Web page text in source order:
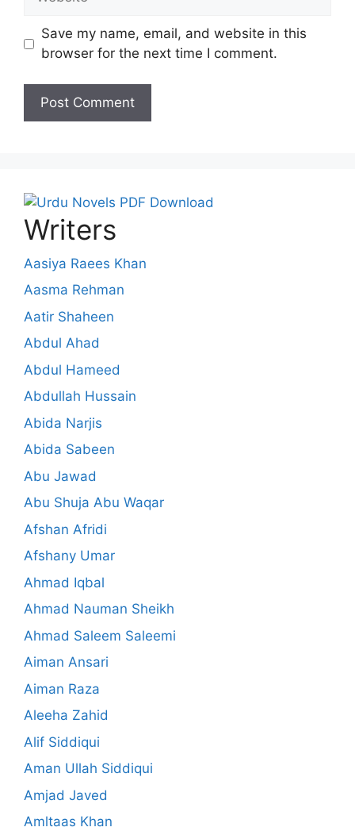
Save my name, email, and website in this
browser for the next time I comment.
Writers
Aasiya Raees Khan
Aasma Rehman
Aatir Shaheen
Abdul Ahad
Abdul Hameed
Abdullah Hussain
Abida Narjis
Abida Sabeen
Abu Jawad
Abu Shuja Abu Waqar
Afshan Afridi
Afshany Umar
Ahmad Iqbal
Ahmad Nauman Sheikh
Ahmad Saleem Saleemi
Aiman Ansari
Aiman Raza
Aleeha Zahid
Alif Siddiqui
Aman Ullah Siddiqui
Amjad Javed
Amltaas Khan